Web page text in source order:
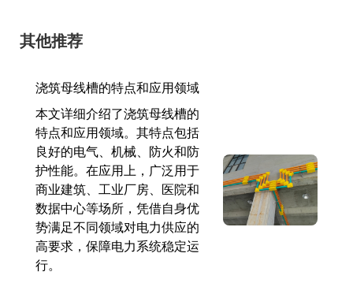
其他推荐
浇筑母线槽的特点和应用领域
本文详细介绍了浇筑母线槽的
特点和应用领域。其特点包括
良好的电气、机械、防火和防
护性能。在应用上，广泛用于
商业建筑、工业厂房、医院和
数据中心等场所，凭借自身优
势满足不同领域对电力供应的
高要求，保障电力系统稳定运
行。